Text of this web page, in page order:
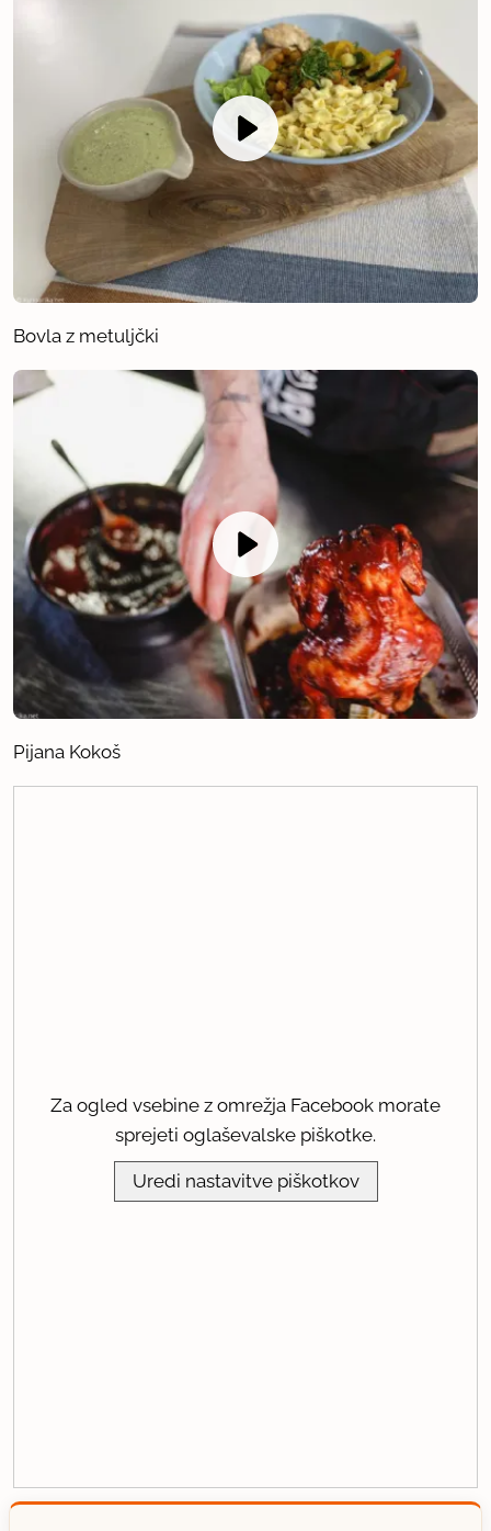
Bovla z metuljčki
Pijana Kokoš
Za ogled vsebine z omrežja Facebook morate
sprejeti oglaševalske piškotke.
Uredi nastavitve piškotkov